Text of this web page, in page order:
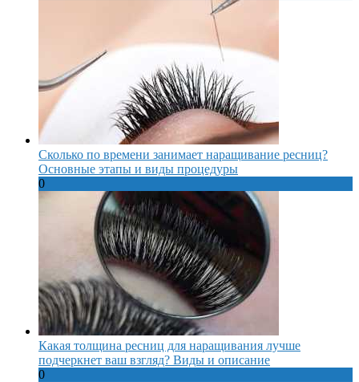
Сколько по времени занимает наращивание ресниц?
Основные этапы и виды процедуры
0
Какая толщина ресниц для наращивания лучше
подчеркнет ваш взгляд? Виды и описание
0